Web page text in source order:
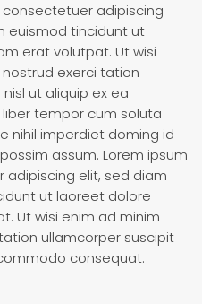
adipiscing
euismod tincidunt ut
erat volutpat. Ut wisi
exerci tation
ut aliquip ex ea
tempor cum soluta
nihil imperdiet doming id
assum. Lorem ipsum
elit, sed diam
ut laoreet dolore
Ut wisi enim ad minim
ullamcorper suscipit
consequat.